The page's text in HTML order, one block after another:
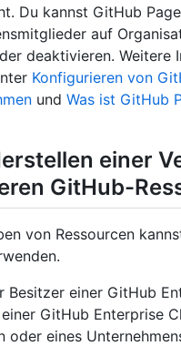
Du kannst GitHub
auf
deaktivieren. Weitere
Konfigurieren von
und Was ist GitHub
einer
GitHub-
von Ressourcen
Besitzer einer GitHub
GitHub Enterprise
oder eines